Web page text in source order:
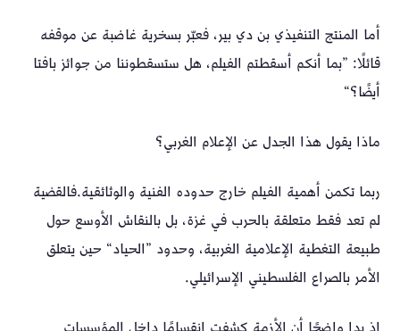
أما المنتج التنفيذي بن دي بير، فعبّر بسخرية غاضبة عن موقفه
قائلًا: ”بما أنكم أسقطتم الفيلم، هل ستسقطوننا من جوائز بافتا
أيضًا؟“
ماذا يقول هذا الجدل عن الإعلام الغربي؟
ربما تكمن أهمية الفيلم خارج حدوده الفنية والوثائقية.فالقضية
لم تعد فقط متعلقة بالحرب في غزة، بل بالنقاش الأوسع حول
طبيعة التغطية الإعلامية الغربية، وحدود ”الحياد“ حين يتعلق
الأمر بالصراع الفلسطيني الإسرائيلي.